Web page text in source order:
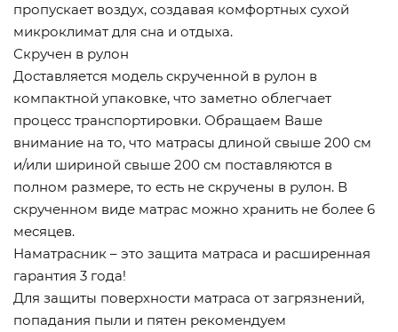
пропускает воздух, создавая комфортных сухой
микроклимат для сна и отдыха.
Скручен в рулон
Доставляется модель скрученной в рулон в
компактной упаковке, что заметно облегчает
процесс транспортировки. Обращаем Ваше
внимание на то, что матрасы длиной свыше 200 см
и/или шириной свыше 200 см поставляются в
полном размере, то есть не скручены в рулон. В
скрученном виде матрас можно хранить не более 6
месяцев.
Наматрасник – это защита матраса и расширенная
гарантия 3 года!
Для защиты поверхности матраса от загрязнений,
попадания пыли и пятен рекомендуем